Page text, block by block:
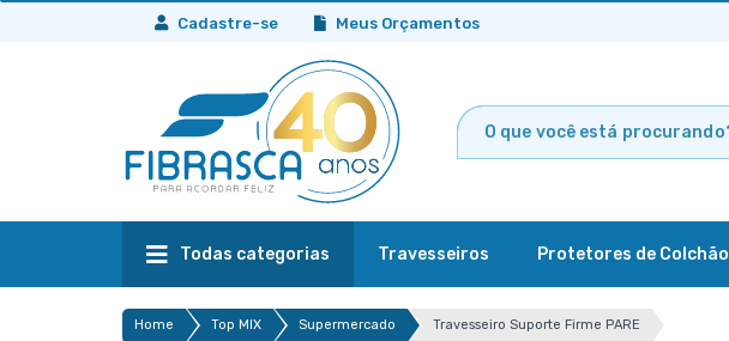
Cadastre-se Meus Orçamentos
Todas categorias Travesseiros Protetores de Colchão
Home Top MIX Supermercado Travesseiro Suporte Firme PARE